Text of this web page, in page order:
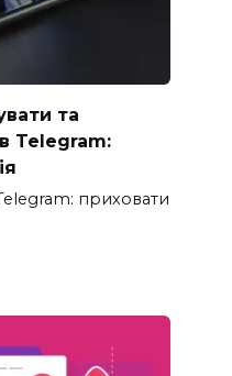
та
Telegram:
приховати